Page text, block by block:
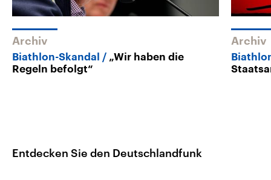
Archiv
Biathlon-Skandal
„Wir haben die
Regeln befolgt“
Archiv
Entdecken Sie den Deutschlandfunk